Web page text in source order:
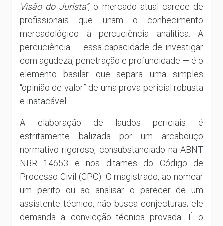
Visão do Jurista”, o mercado atual carece de
profissionais que unam o conhecimento
mercadológico à percuciência analítica. A
percuciência — essa capacidade de investigar
com agudeza, penetração e profundidade — é o
elemento basilar que separa uma simples
“opinião de valor” de uma prova pericial robusta
e inatacável.
A elaboração de laudos periciais é
estritamente balizada por um arcabouço
normativo rigoroso, consubstanciado na ABNT
NBR 14653 e nos ditames do Código de
Processo Civil (CPC). O magistrado, ao nomear
um perito ou ao analisar o parecer de um
assistente técnico, não busca conjecturas; ele
demanda a convicção técnica provada. É o